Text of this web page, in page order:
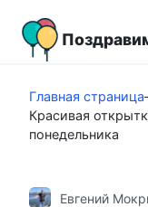
контенту
Главная страница
Красивая
понедельника
Евгений